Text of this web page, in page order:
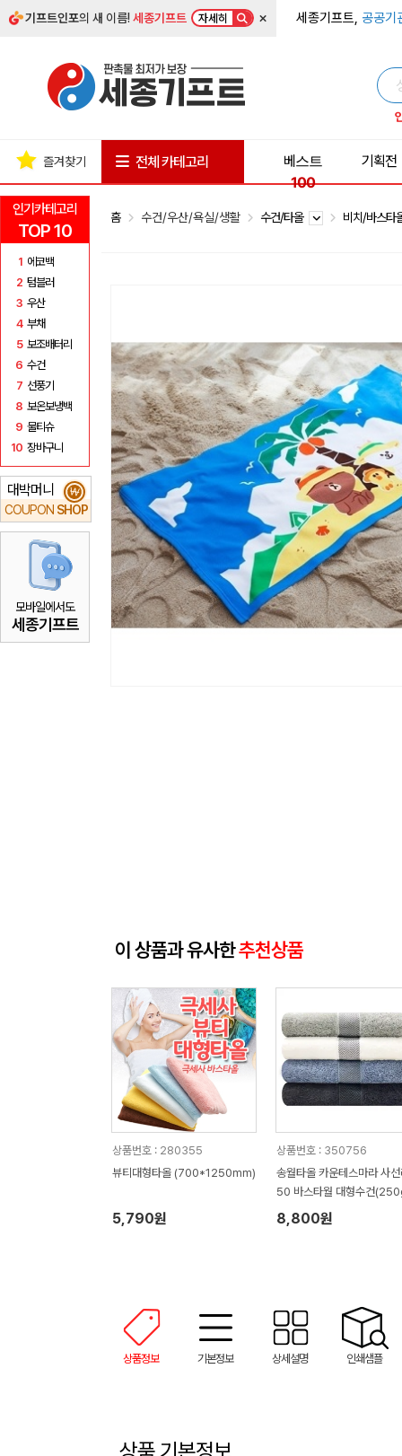
기프트인포의 새 이름!세종기프트 자세히 × 세종기프트, 공공기
인기카테고리
TOP 10
1 에코백
2 텀블러
3 우산
4 부채
5 보조배터리
6 수건
7 선풍기
8 보온보냉백
9 물티슈
10 장바구니
대박머니
COUPON SHOP
₩
모바일에서도
세종기프트
즐겨찾기 전체 카테고리
베스트
100
기획전
홈 수건/우산/욕실/생활 수건/타올 비치/바스
이 상품과 유사한추천상품
상품번호 : 280355
뷰티대형타올 (700*1250mm)
5,790원
상품번호 : 350756
송월타올 카운테스마라 사
50 바스타월 대형수건
0*100cm)
8,800원
상품정보 기본정보 상세설명 인쇄샘플